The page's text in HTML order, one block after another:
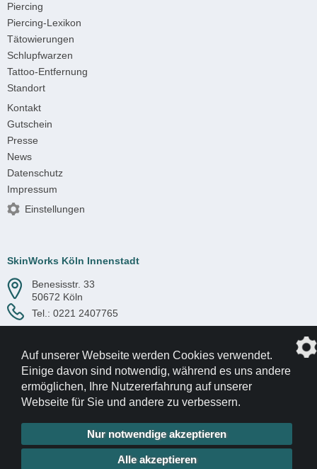
Piercing
Piercing-Lexikon
Tätowierungen
Schlupfwarzen
Tattoo-Entfernung
Standort
Kontakt
Gutschein
Presse
News
Datenschutz
Impressum
Einstellungen
SkinWorks Köln Innenstadt
Benesisstr. 33
50672 Köln
Tel.: 0221 2407765
© 2017-2026 SkinWorks
Internetagentur: die profilschmiede
Auf unserer Webseite werden Cookies verwendet.
Einige davon sind notwendig, während es uns andere
ermöglichen, Ihre Nutzererfahrung auf unserer
Webseite für Sie und andere zu verbessern.
Nur notwendige akzeptieren
Alle akzeptieren